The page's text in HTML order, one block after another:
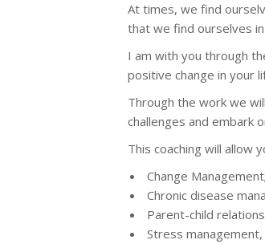
At times, we find
that we find ourselves
I am with you through
positive change in your
Through the work we
challenges and embark
This coaching will allow
Change Management;
Chronic disease
Parent-child
Stress